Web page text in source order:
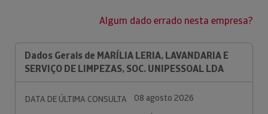
Algum dado errado nesta empresa?
Dados Gerais de MARÍLIA LERIA, LAVANDARIA E
SERVIÇO DE LIMPEZAS, SOC. UNIPESSOAL LDA
DATA DE ÚLTIMA CONSULTA
08 agosto 2026